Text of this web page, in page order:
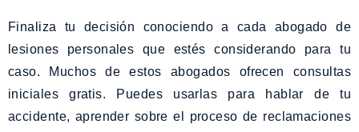
Finaliza tu decisión conociendo a cada abogado de
lesiones personales que estés considerando para tu
caso. Muchos de estos abogados ofrecen consultas
iniciales gratis. Puedes usarlas para hablar de tu
accidente, aprender sobre el proceso de reclamaciones